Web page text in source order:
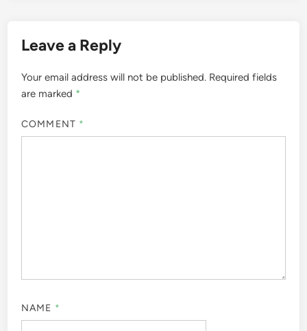
Leave a Reply
Your email address will not be published. Required fields
are marked *
COMMENT *
NAME *